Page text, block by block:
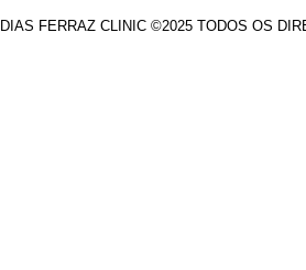
DIAS FERRAZ CLINIC ©2025 TODOS OS